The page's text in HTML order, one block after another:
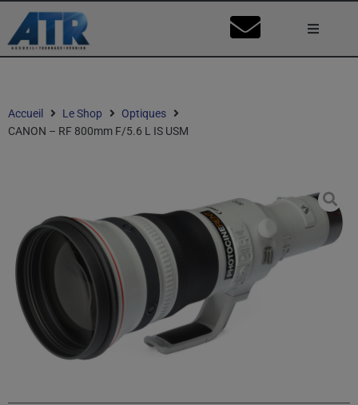
Nos
Accueil Le Shop
Optiques
CANON – RF 800mm F/5.6 L IS USM